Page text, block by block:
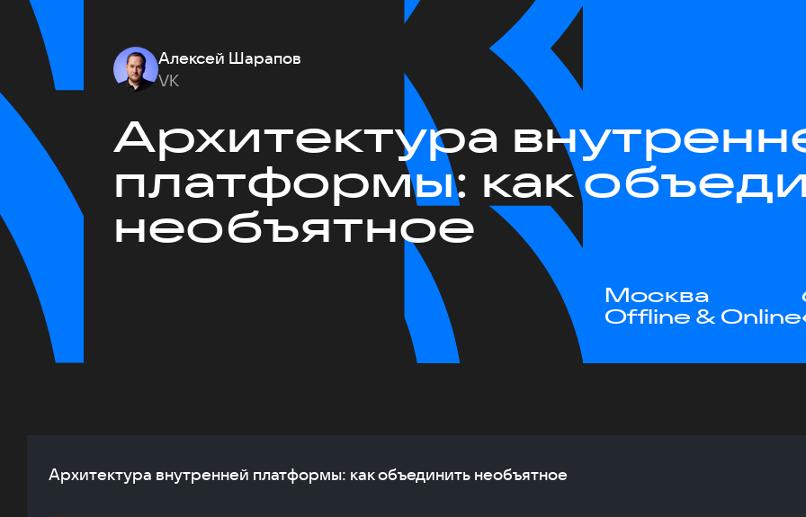
Алексей Шарапов
VK
Архитектура
платформы: как
необъятное
Москва
Offline & Online
Архитектура внутренней платформы: как объединить необъятное